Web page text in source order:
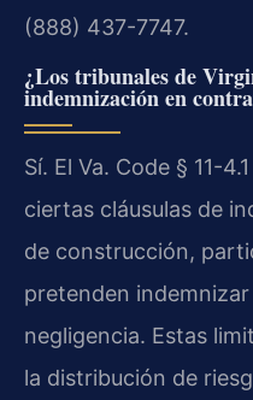
(888) 437-7747.
¿Los tribunales de
indemnización en
Sí. El Va. Code § 11-
ciertas cláusulas de
de construcción,
pretenden
negligencia. Estas
la distribución de